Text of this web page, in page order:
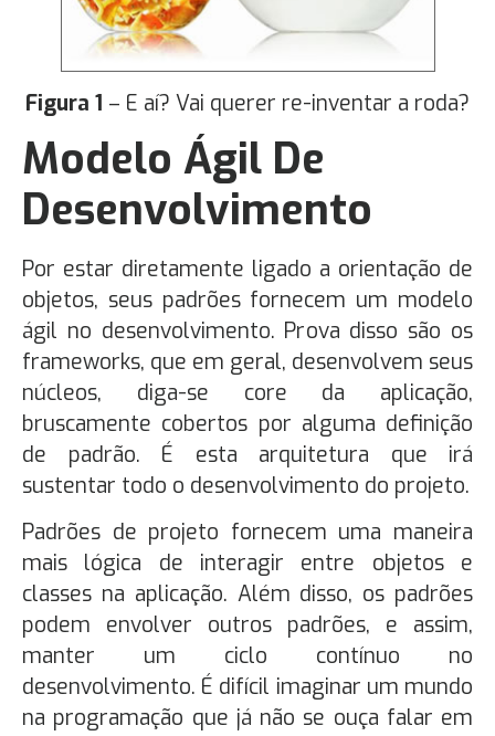
Figura 1 – E aí? Vai querer re-inventar a roda?
Modelo Ágil De
Desenvolvimento
Por estar diretamente ligado a orientação de
objetos, seus padrões fornecem um modelo
ágil no desenvolvimento. Prova disso são os
frameworks, que em geral, desenvolvem seus
núcleos, diga-se core da aplicação,
bruscamente cobertos por alguma definição
de padrão. É esta arquitetura que irá
sustentar todo o desenvolvimento do projeto.
Padrões de projeto fornecem uma maneira
mais lógica de interagir entre objetos e
classes na aplicação. Além disso, os padrões
podem envolver outros padrões, e assim,
manter um ciclo contínuo no
desenvolvimento. É difícil imaginar um mundo
na programação que já não se ouça falar em